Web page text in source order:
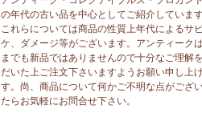
の年代の古い品を中心としてご紹介しています
これらについては商品の性質上年代によるサ
ケ、ダメージ等がございます。アンティーク
までも新品ではありませんので十分なご理解
だいた上ご注文下さいますようお願い申し上
す。尚、商品について何かご不明な点がござ
たらお気軽にお問合せ下さい。